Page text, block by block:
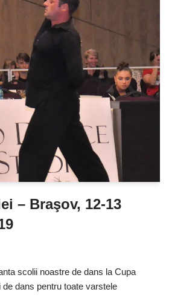
– Braşov, 12-13
scolii noastre de dans la Cupa
dans pentru toate varstele